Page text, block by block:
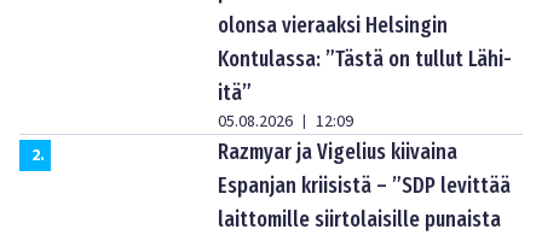
olonsa vieraaksi Helsingin
Kontulassa: ”Tästä on tullut Lähi-
itä”
05.08.2026 | 12:09
2.
Razmyar ja Vigelius kiivaina
Espanjan kriisistä – ”SDP levittää
laittomille siirtolaisille punaista